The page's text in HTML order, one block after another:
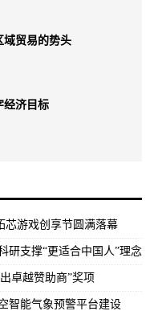
域贸易的势头
经济目标
芯游戏创享节圆满落幕
研支撑“更适合中国人”理念
卓越赞助商”奖项
智能气象预警平台建设